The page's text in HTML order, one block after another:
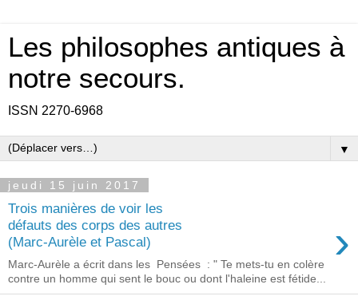
Les philosophes antiques à
notre secours.
ISSN 2270-6968
▼
jeudi 15 juin 2017
Trois manières de voir les
défauts des corps des autres
(Marc-Aurèle et Pascal)
›
Marc-Aurèle a écrit dans les Pensées : " Te mets-tu en colère
contre un homme qui sent le bouc ou dont l'haleine est fétide...